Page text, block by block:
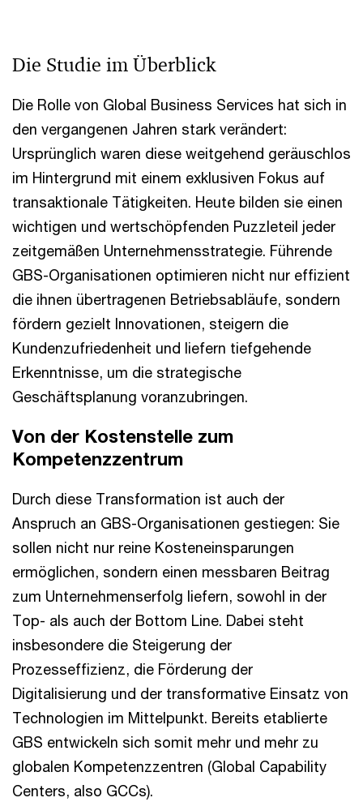
Die Studie im Überblick
Die Rolle von Global Business Services hat sich in
den vergangenen Jahren stark verändert:
Ursprünglich waren diese weitgehend geräuschlos
im Hintergrund mit einem exklusiven Fokus auf
transaktionale Tätigkeiten. Heute bilden sie einen
wichtigen und wertschöpfenden Puzzleteil jeder
zeitgemäßen Unternehmensstrategie. Führende
GBS-Organisationen optimieren nicht nur effizient
die ihnen übertragenen Betriebsabläufe, sondern
fördern gezielt Innovationen, steigern die
Kundenzufriedenheit und liefern tiefgehende
Erkenntnisse, um die strategische
Geschäftsplanung voranzubringen.
Von der Kostenstelle zum
Kompetenzzentrum
Durch diese Transformation ist auch der
Anspruch an GBS-Organisationen gestiegen: Sie
sollen nicht nur reine Kosteneinsparungen
ermöglichen, sondern einen messbaren Beitrag
zum Unternehmenserfolg liefern, sowohl in der
Top- als auch der Bottom Line. Dabei steht
insbesondere die Steigerung der
Prozesseffizienz, die Förderung der
Digitalisierung und der transformative Einsatz von
Technologien im Mittelpunkt. Bereits etablierte
GBS entwickeln sich somit mehr und mehr zu
globalen Kompetenzzentren (Global Capability
Centers, also GCCs).